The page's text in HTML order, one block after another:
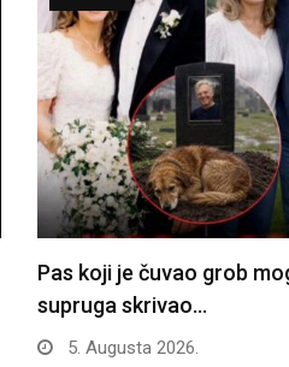
Pas koji je čuvao grob
supruga skrivao…
5. Augusta 2026.